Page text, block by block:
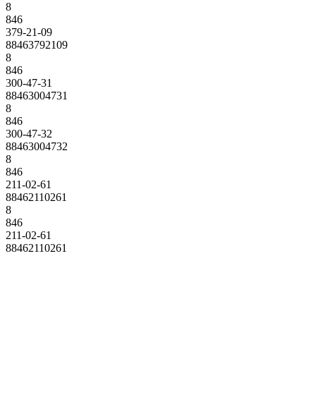
8
846
379-21-09
88463792109
8
846
300-47-31
88463004731
8
846
300-47-32
88463004732
8
846
211-02-61
88462110261
8
846
211-02-61
88462110261